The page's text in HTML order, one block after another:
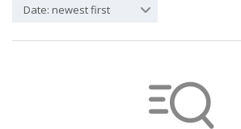
Date: newest first